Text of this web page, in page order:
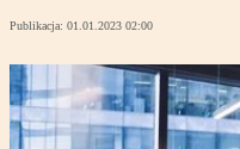
Publikacja: 01.01.2023 02:00